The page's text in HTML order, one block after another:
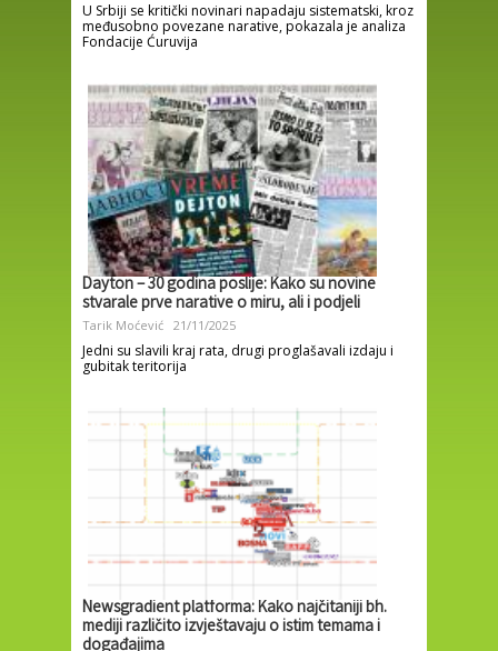
U Srbiji se kritički novinari napadaju sistematski, kroz
međusobno povezane narative, pokazala je analiza
Fondacije Ćuruvija
Dayton – 30 godina poslije: Kako su novine
stvarale prve narative o miru, ali i podjeli
Tarik Moćević 21/11/2025
Jedni su slavili kraj rata, drugi proglašavali izdaju i
gubitak teritorija
Newsgradient platforma: Kako najčitaniji bh.
mediji različito izvještavaju o istim temama i